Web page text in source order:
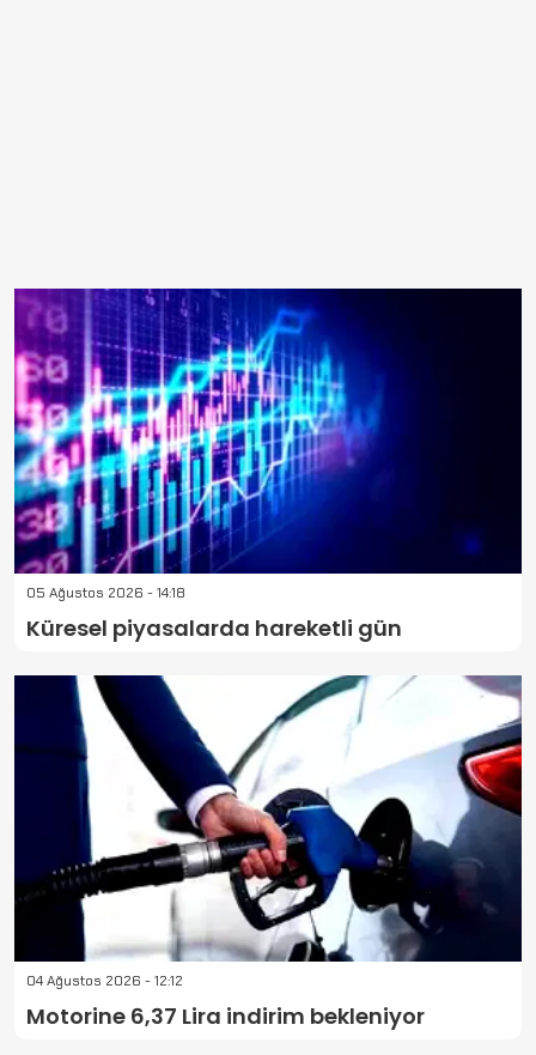
05 Ağustos 2026 - 14:18
Küresel piyasalarda hareketli gün
04 Ağustos 2026 - 12:12
Motorine 6,37 Lira indirim bekleniyor